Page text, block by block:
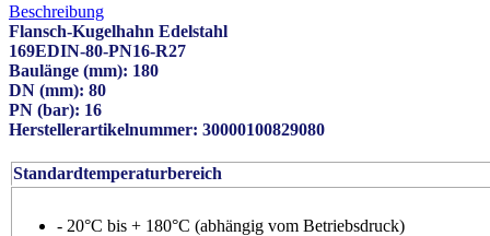
Beschreibung
Flansch-Kugelhahn Edelstahl
169EDIN-80-PN16-R27
Baulänge (mm): 180
DN (mm): 80
PN (bar): 16
Herstellerartikelnummer: 30000100829080
Standardtemperaturbereich
- 20°C bis + 180°C (abhängig vom Betriebsdruck)